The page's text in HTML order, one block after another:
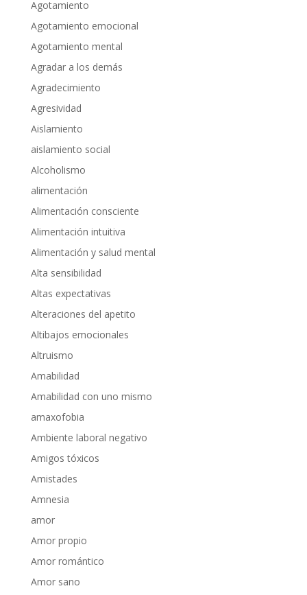
Agotamiento
Agotamiento emocional
Agotamiento mental
Agradar a los demás
Agradecimiento
Agresividad
Aislamiento
aislamiento social
Alcoholismo
alimentación
Alimentación consciente
Alimentación intuitiva
Alimentación y salud mental
Alta sensibilidad
Altas expectativas
Alteraciones del apetito
Altibajos emocionales
Altruismo
Amabilidad
Amabilidad con uno mismo
amaxofobia
Ambiente laboral negativo
Amigos tóxicos
Amistades
Amnesia
amor
Amor propio
Amor romántico
Amor sano